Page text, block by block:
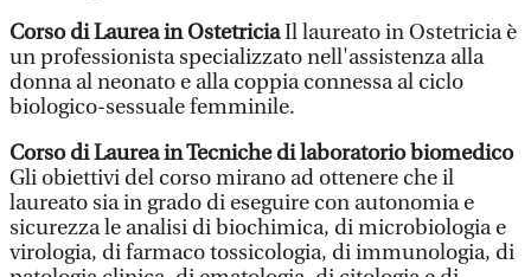
Corso di Laurea in OstetriciaIl laureato in Ostetricia è
un professionista specializzato nell'assistenza alla
donna al neonato e alla coppia connessa al ciclo
biologico-sessuale femminile.
Corso di Laurea in Tecniche di laboratorio biomedico
Gli obiettivi del corso mirano ad ottenere che il
laureato sia in grado di eseguire con autonomia e
sicurezza le analisi di biochimica, di microbiologia e
virologia, di farmaco tossicologia, di immunologia, di